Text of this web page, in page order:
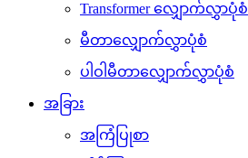
Transformer လျှောက်လွှာပုံစံ
မီတာလျှောက်လွှာပုံစံ
ပါဝါမီတာလျှောက်လွှာပုံစံ
အခြား
အကြံပြုစာ